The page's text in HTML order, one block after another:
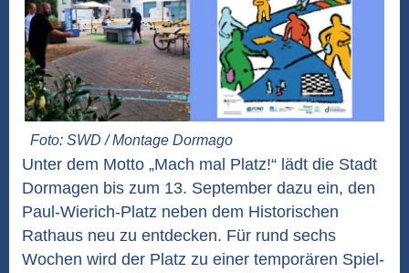
Foto: SWD / Montage Dormago
Unter dem Motto „Mach mal Platz!“ lädt die Stadt
Dormagen bis zum 13. September dazu ein, den
Paul-Wierich-Platz neben dem Historischen
Rathaus neu zu entdecken. Für rund sechs
Wochen wird der Platz zu einer temporären Spiel-